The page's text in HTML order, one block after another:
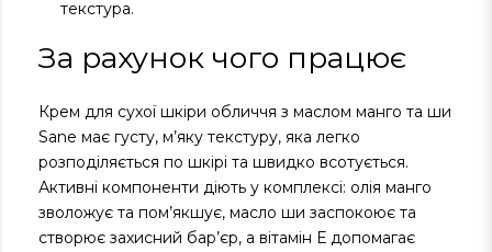
текстура.
За рахунок чого працює
Крем для сухої шкіри обличчя з маслом манго та ши
Sane має густу, м’яку текстуру, яка легко
розподіляється по шкірі та швидко всотується.
Активні компоненти діють у комплексі: олія манго
зволожує та пом’якшує, масло ши заспокоює та
створює захисний бар’єр, а вітамін Е допомагає